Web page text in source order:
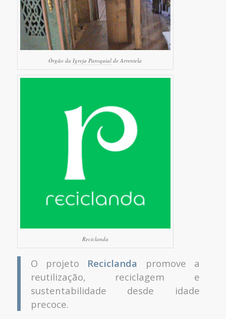
Órgão daIgreja Paroquial de Arrentela
Reciclanda
O projeto Reciclanda promove a
reutilização, reciclagem e
sustentabilidade desde idade
precoce.